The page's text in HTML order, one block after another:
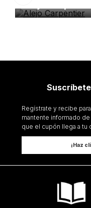
Regístrate y recibe
mantente informado
que el cupón llega a tu
¡Haz